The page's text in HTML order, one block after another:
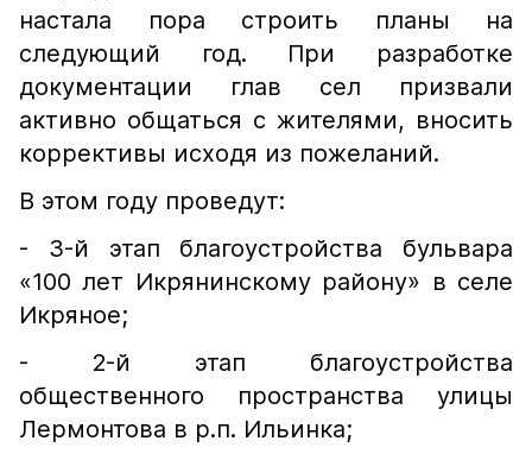
настала пора строить планы на
следующий год. При разработке
документации глав сел призвали
активно общаться с жителями, вносить
коррективы исходя из пожеланий.
В этом году проведут:
- 3-й этап благоустройства бульвара
«100 лет Икрянинскому району» в селе
Икряное;
- 2-й этап благоустройства
общественного пространства улицы
Лермонтова в р.п. Ильинка;